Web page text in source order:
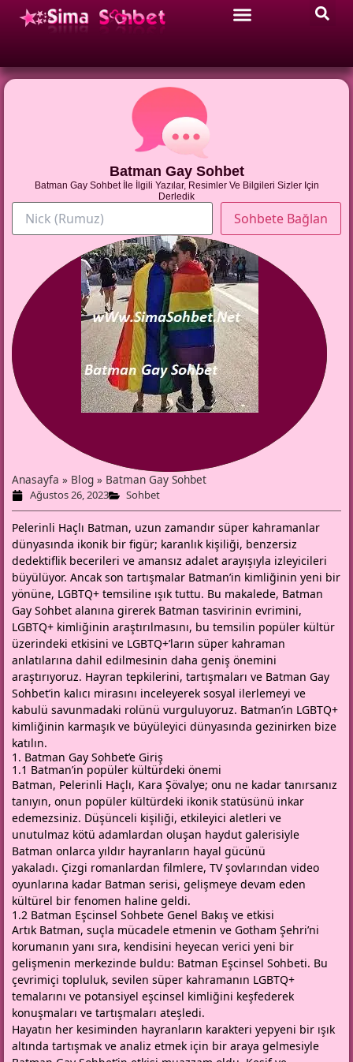
Batman Gay Sohbet
Batman Gay Sohbet İle İlgili Yazılar, Resimler Ve Bilgileri Sizler Için
Derledik
Anasayfa » Blog » Batman Gay Sohbet
Ağustos 26, 2023 Sohbet
Pelerinli Haçlı Batman, uzun zamandır süper kahramanlar
dünyasında ikonik bir figür; karanlık kişiliği, benzersiz
dedektiflik becerileri ve amansız adalet arayışıyla izleyicileri
büyülüyor. Ancak son tartışmalar Batman’in kimliğinin yeni bir
yönüne, LGBTQ+ temsiline ışık tuttu. Bu makalede, Batman
Gay Sohbet alanına girerek Batman tasvirinin evrimini,
LGBTQ+ kimliğinin araştırılmasını, bu temsilin popüler kültür
üzerindeki etkisini ve LGBTQ+’ların süper kahraman
anlatılarına dahil edilmesinin daha geniş önemini
araştırıyoruz. Hayran tepkilerini, tartışmaları ve Batman Gay
Sohbet’in kalıcı mirasını inceleyerek sosyal ilerlemeyi ve
kabulü savunmadaki rolünü vurguluyoruz. Batman’in LGBTQ+
kimliğinin karmaşık ve büyüleyici dünyasında gezinirken bize
katılın.
1. Batman Gay Sohbet’e Giriş
1.1 Batman’in popüler kültürdeki önemi
Batman, Pelerinli Haçlı, Kara Şövalye; onu ne kadar tanırsanız
tanıyın, onun popüler kültürdeki ikonik statüsünü inkar
edemezsiniz. Düşünceli kişiliği, etkileyici aletleri ve
unutulmaz kötü adamlardan oluşan haydut galerisiyle
Batman onlarca yıldır hayranların hayal gücünü
yakaladı. Çizgi romanlardan filmlere, TV şovlarından video
oyunlarına kadar Batman serisi, gelişmeye devam eden
kültürel bir fenomen haline geldi.
1.2 Batman Eşcinsel Sohbete Genel Bakış ve etkisi
Artık Batman, suçla mücadele etmenin ve Gotham Şehri’ni
korumanın yanı sıra, kendisini heyecan verici yeni bir
gelişmenin merkezinde buldu: Batman Eşcinsel Sohbeti. Bu
çevrimiçi topluluk, sevilen süper kahramanın LGBTQ+
temalarını ve potansiyel eşcinsel kimliğini keşfederek
konuşmaları ve tartışmaları ateşledi.
Hayatın her kesiminden hayranların karakteri yepyeni bir ışık
altında tartışmak ve analiz etmek için bir araya gelmesiyle